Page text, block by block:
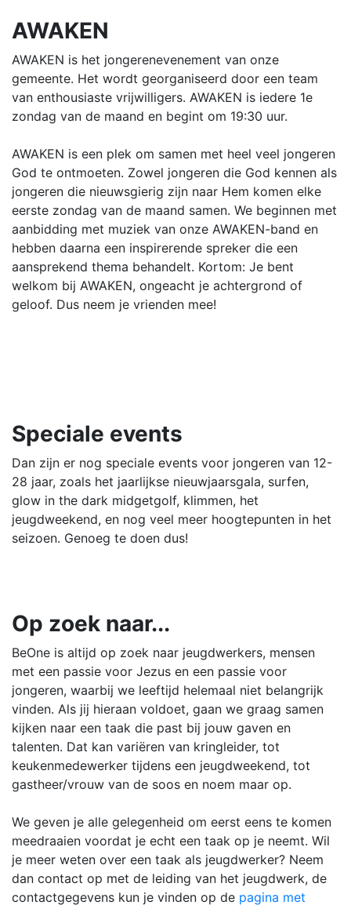
AWAKEN
AWAKEN is het jongerenevenement van onze
gemeente. Het wordt georganiseerd door een team
van enthousiaste vrijwilligers. AWAKEN is iedere 1e
zondag van de maand en begint om 19:30 uur.
AWAKEN is een plek om samen met heel veel jongeren
God te ontmoeten. Zowel jongeren die God kennen als
jongeren die nieuwsgierig zijn naar Hem komen elke
eerste zondag van de maand samen. We beginnen met
aanbidding met muziek van onze AWAKEN-band en
hebben daarna een inspirerende spreker die een
aansprekend thema behandelt. Kortom: Je bent
welkom bij AWAKEN, ongeacht je achtergrond of
geloof. Dus neem je vrienden mee!
Speciale events
Dan zijn er nog speciale events voor jongeren van 12-
28 jaar, zoals het jaarlijkse nieuwjaarsgala, surfen,
glow in the dark midgetgolf, klimmen, het
jeugdweekend, en nog veel meer hoogtepunten in het
seizoen. Genoeg te doen dus!
Op zoek naar...
BeOne is altijd op zoek naar jeugdwerkers, mensen
met een passie voor Jezus en een passie voor
jongeren, waarbij we leeftijd helemaal niet belangrijk
vinden. Als jij hieraan voldoet, gaan we graag samen
kijken naar een taak die past bij jouw gaven en
talenten. Dat kan variëren van kringleider, tot
keukenmedewerker tijdens een jeugdweekend, tot
gastheer/vrouw van de soos en noem maar op.
We geven je alle gelegenheid om eerst eens te komen
meedraaien voordat je echt een taak op je neemt. Wil
je meer weten over een taak als jeugdwerker? Neem
dan contact op met de leiding van het jeugdwerk, de
contactgegevens kun je vinden op de pagina met